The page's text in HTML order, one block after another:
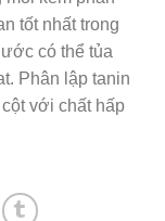
tốt nhất trong
có thể tủa
Phân lập tanin
với chất hấp